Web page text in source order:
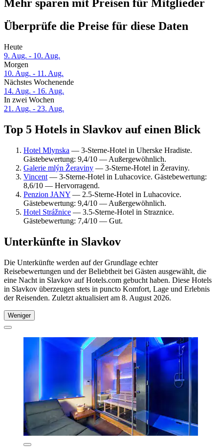
Mehr sparen mit Preisen für Mitglieder
Überprüfe die Preise für diese Daten
Heute
9. Aug. - 10. Aug.
Morgen
10. Aug. - 11. Aug.
Nächstes Wochenende
14. Aug. - 16. Aug.
In zwei Wochen
21. Aug. - 23. Aug.
Top 5 Hotels in Slavkov auf einen Blick
Hotel Mlynska — 3-Sterne-Hotel in Uherske Hradiste.
Gästebewertung: 9,4/10 — Außergewöhnlich.
Galerie mlýn Žeraviny — 3-Sterne-Hotel in Žeraviny.
Vincent — 3-Sterne-Hotel in Luhacovice. Gästebewertung:
8,6/10 — Hervorragend.
Penzion JANY — 2.5-Sterne-Hotel in Luhacovice.
Gästebewertung: 9,4/10 — Außergewöhnlich.
Hotel Strážnice — 3.5-Sterne-Hotel in Straznice.
Gästebewertung: 7,4/10 — Gut.
Unterkünfte in Slavkov
Die Unterkünfte werden auf der Grundlage echter
Reisebewertungen und der Beliebtheit bei Gästen ausgewählt, die
eine Nacht in Slavkov auf Hotels.com gebucht haben. Diese Hotels
in Slavkov überzeugen stets in puncto Komfort, Lage und Erlebnis
der Reisenden. Zuletzt aktualisiert am 8. August 2026.
Weniger